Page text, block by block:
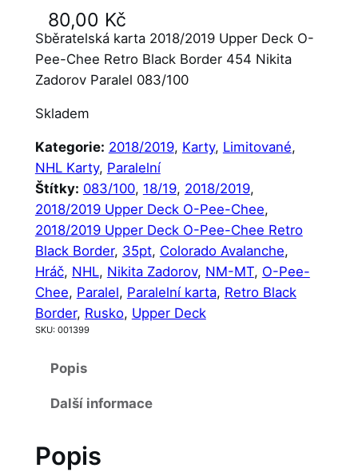
80,00 Kč
Sběratelská karta 2018/2019 Upper Deck O-
Pee-Chee Retro Black Border 454 Nikita
Zadorov Paralel 083/100
Skladem
Kategorie: 2018/2019, Karty, Limitované
NHL Karty, Paralelní
Štítky: 083/100, 18/19, 2018/2019
2018/2019 Upper Deck O-Pee-Chee
2018/2019 Upper Deck O-Pee-Chee Retro
Black Border, 35pt, Colorado Avalanche
Hráč, NHL, Nikita Zadorov, NM-MT, O-Pee-
Chee, Paralel, Paralelní karta, Retro Black
Border, Rusko, Upper Deck
SKU: 001399
Popis
Další informace
Popis